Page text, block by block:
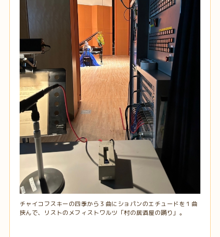
チャイコフスキーの四季から３曲にショパンのエチュードを１曲
挟んで、リストのメフィストワルツ「村の居酒屋の踊り」。